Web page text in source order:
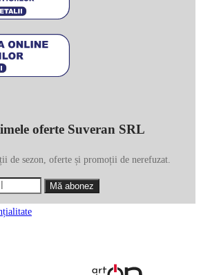
oferte Suveran SRL
de sezon, oferte și promoții de nerefuzat.